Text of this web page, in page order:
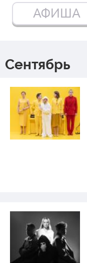
АФИША
Сентябрь